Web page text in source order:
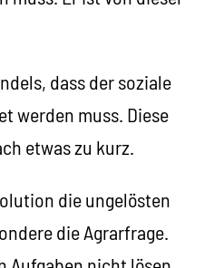
dass der soziale
werden muss. Diese
etwas zu kurz.
die ungelösten
die Agrarfrage.